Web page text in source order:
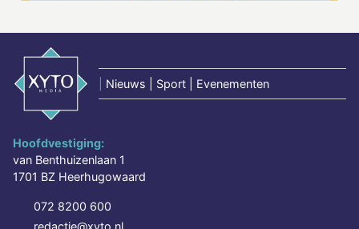
Nieuws | Sport | Evenementen
Hoofdvestiging:
van Benthuizenlaan 1
1701 BZ Heerhugowaard
072 8200 600